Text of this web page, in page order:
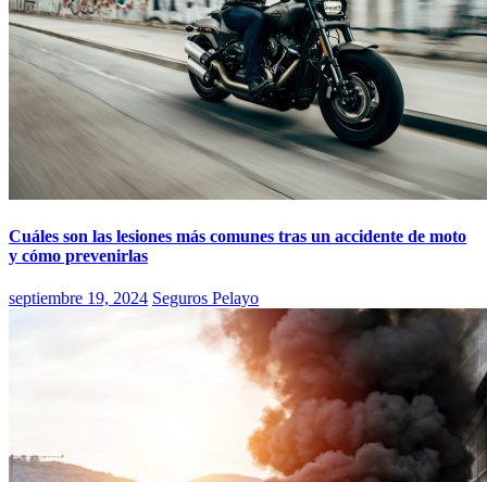
Cuáles son las lesiones más comunes tras un accidente de moto
y cómo prevenirlas
septiembre 19, 2024 Seguros Pelayo